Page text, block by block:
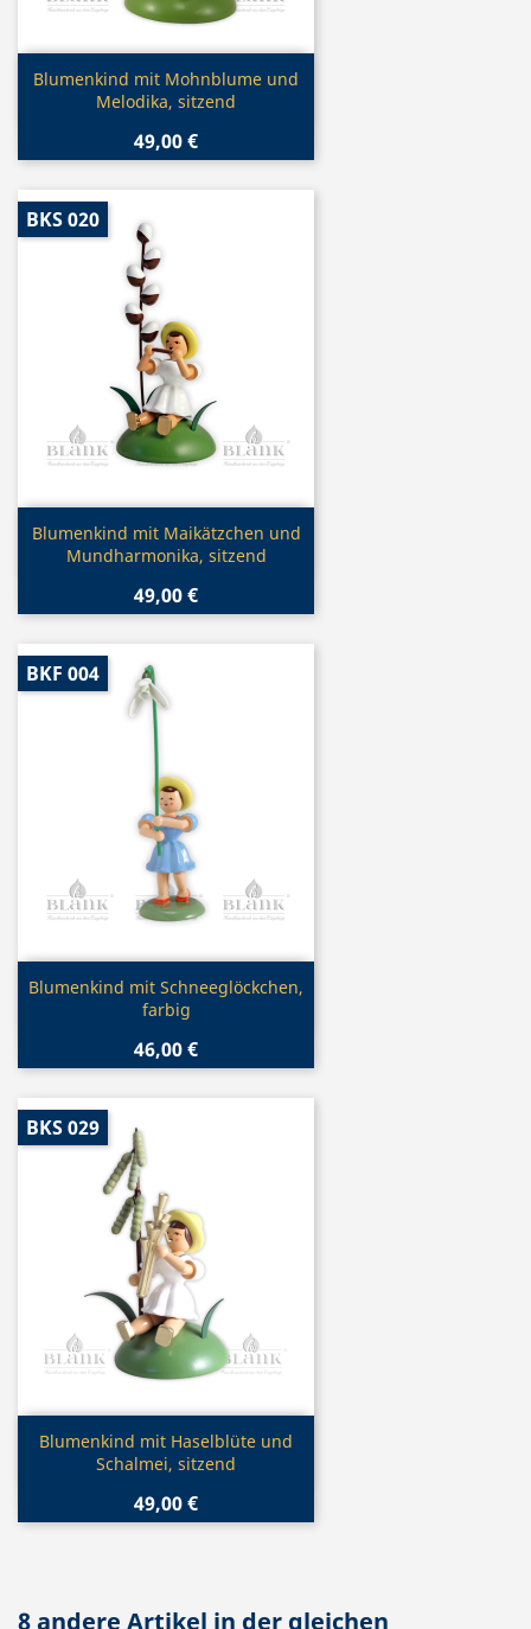
 Vorschau
Blumenkind mit Mohnblume und
Melodika, sitzend
49,00 €
Vorschau
Blumenkind mit Maikätzchen und
Mundharmonika, sitzend
49,00 €
BKS 020
Vorschau
Blumenkind mit Schneeglöckchen,
farbig
46,00 €
BKF 004
 Vorschau
Blumenkind mit Haselblüte und
Schalmei, sitzend
49,00 €
BKS 029
8 andere Artikel in der gleichen